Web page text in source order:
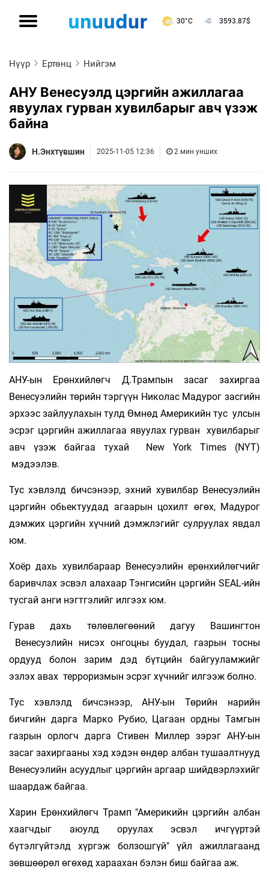
30°C 3593.87$
Нүүр Ертөнц Нийгэм
АНУ Венесуэлд цэргийн ажиллагаа
явуулах гурван хувилбарыг авч үзэж
байна
Н.Энхтүвшин 2025-11-05 12:36 2 мин унших
АНУ-ын Ерөнхийлөгч Д.Трампын засаг захиргаа
Венесуэлийн төрийн тэргүүн Николас Мадурог засгийн
эрхээс зайлуулахын тулд Өмнөд Америкийн тус улсын
эсрэг цэргийн ажиллагаа явуулах гурван хувилбарыг
авч үзэж байгаа тухай New York Times (NYT)
мэдээлэв.
Тус хэвлэлд бичсэнээр, эхний хувилбар Венесуэлийн
цэргийн обьектуудад агаарын цохилт өгөх, Мадурог
дэмжих цэргийн хүчний дэмжлэгийг сулруулах явдал
юм.
Хоёр дахь хувилбараар Венесуэлийн ерөнхийлөгчийг
баривчлах эсвэл алахаар Тэнгисийн цэргийн SEAL-ийн
тусгай анги нэгтгэлийг илгээх юм.
Гурав дахь төлөвлөгөөний дагуу Вашингтон
Венесуэлийн нисэх онгоцны буудал, газрын тосны
ордууд болон зарим дэд бүтцийн байгууламжийг
эзлэх авах терроризмын эсрэг хүчнийг илгээж болно.
Тус хэвлэлд бичсэнээр, АНУ-ын Төрийн нарийн
бичгийн дарга Марко Рубио, Цагаан ордны Тамгын
газрын орлогч дарга Стивен Миллер зэрэг АНУ-ын
засаг захиргааны хэд хэдэн өндөр албан тушаалтнууд
Венесуэлийн асуудлыг цэргийн аргаар шийдвэрлэхийг
шаардаж байгаа.
Харин Ерөнхийлөгч Трамп "Америкийн цэргийн албан
хаагчдыг аюулд оруулах эсвэл ичгүүртэй
бүтэлгүйтэлд хүргэж болзошгүй" үйл ажиллагаанд
зөвшөөрөл өгөхөд хараахан бэлэн биш байгаа аж.